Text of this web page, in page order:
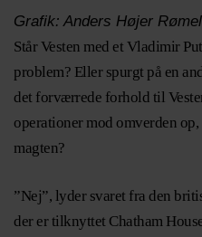
Grafik: Anders Højer
Står Vesten med et Vladimir
problem? Eller spurgt på en
det forværrede forhold til
operationer mod omverden
magten?
”Nej”, lyder svaret fra den
der er tilknyttet Chatham